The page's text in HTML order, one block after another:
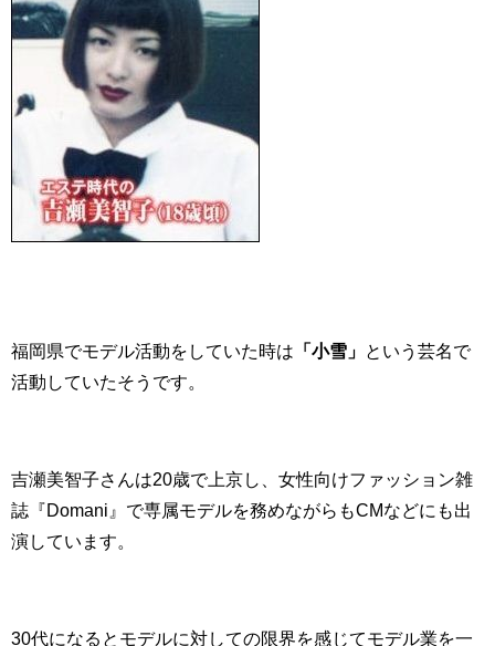
福岡県でモデル活動をしていた時は 「小雪」
という芸名で
活動していたそうです。
吉瀬美智子さんは20歳で上京し、女性向けファッション雑
誌『Domani』で専属モデルを務めながらもCMなどにも出
演しています。
30代になるとモデルに対しての限界を感じてモデル業を一